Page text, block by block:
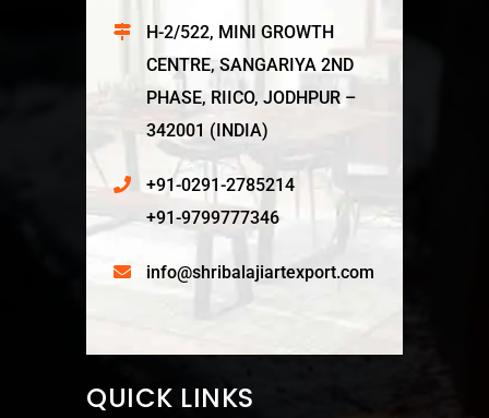
H-2/522, MINI GROWTH
CENTRE, SANGARIYA 2ND
PHASE, RIICO, JODHPUR –
342001 (INDIA)
+91-0291-2785214
+91-9799777346
info@shribalajiartexport.com
QUICK LINKS